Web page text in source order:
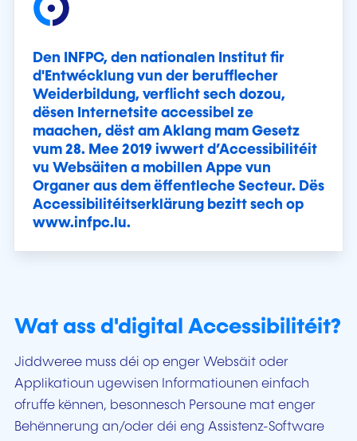
Den INFPC, den nationalen Institut fir
d'Entwécklung vun der berufflecher
Weiderbildung, verflicht sech dozou,
dësen Internetsite accessibel ze
maachen, dëst am Aklang mam Gesetz
vum 28. Mee 2019 iwwert d’Accessibilitéit
vu Websäiten a mobillen Appe vun
Organer aus dem ëffentleche Secteur. Dës
Accessibilitéitserklärung bezitt sech op
www.infpc.lu.
Wat ass d'digital Accessibilitéit?
Jiddweree muss déi op enger Websäit oder
Applikatioun ugewisen Informatiounen einfach
ofruffe kënnen, besonnesch Persoune mat enger
Behënnerung an/oder déi eng Assistenz-Software